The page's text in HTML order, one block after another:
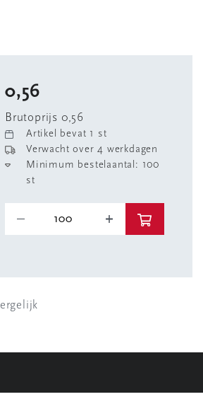
0,56
Brutoprijs 0,56
Artikel bevat 1 st
Verwacht over 4 werkdagen
Minimum bestelaantal: 100
st
Vergelijk